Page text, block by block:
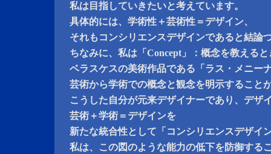
私は目指していきたいと考えています。
具体的には、学術性＋芸術性＝デザイン、
それもコンシリエンスデザインであると結論
ちなみに、私は「Concept」：概念を教える
ベラスケスの美術作品である「ラス・メニー
芸術から学術での概念と観念を明示すること
こうした自分が元来デザイナーであり、デザ
芸術＋学術＝デザインを
新たな統合性として「コンシリエンスデザイ
私は、この図のような能力の低下を防御する